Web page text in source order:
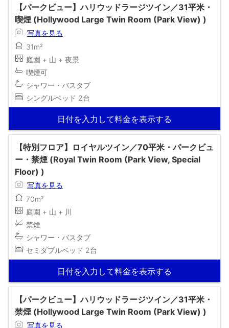
【パークビュー】ハリウッドラージツイン／31平米・
喫煙 (Hollywood Large Twin Room (Park View) )
写真を見る
31m²
庭園 + 山 + 夜景
喫煙可
シャワー・バスタブ
シングルベッド 2台
日付を入力して料金を表示する
【特別フロア】ロイヤルツイン／70平米・パークビュ
ー・禁煙 (Royal Twin Room (Park View, Special
Floor) )
写真を見る
70m²
庭園 + 山 + 川
禁煙
シャワー・バスタブ
セミダブルベッド 2台
日付を入力して料金を表示する
【パークビュー】ハリウッドラージツイン／31平米・
禁煙 (Hollywood Large Twin Room (Park View) )
写真を見る